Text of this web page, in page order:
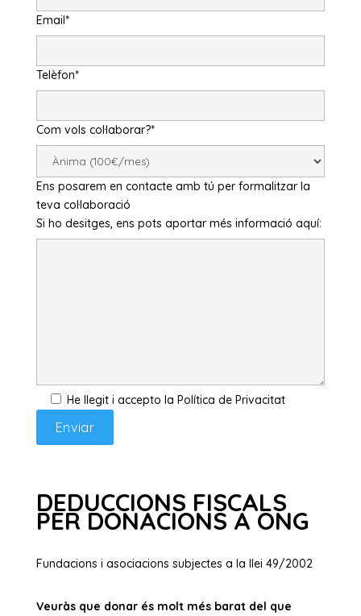
Email*
Telèfon*
Com vols col·laborar?*
Ens posarem en contacte amb tú per formalitzar la
teva col·laboració
Si ho desitges, ens pots aportar més informació aquí:
He llegit i accepto la Política de Privacitat
DEDUCCIONS FISCALS
PER DONACIONS A ONG
Fundacions i asociacions subjectes a la llei 49/2002
Veuràs que donar és molt més barat del que